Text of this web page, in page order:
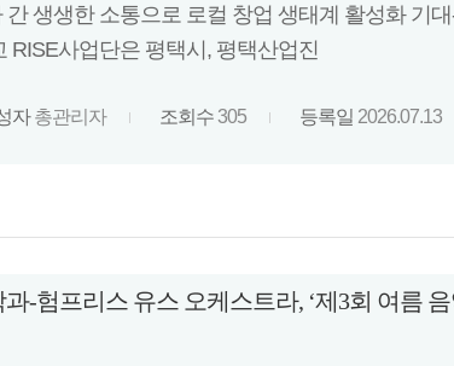
간 생생한 소통으로 로컬 창업 생태계 활성화 기
RISE사업단은 평택시, 평택산업진
자 총관리자 조회수305 등록일 2026.07.13
-험프리스 유스 오케스트라, ‘제3회 여름 음